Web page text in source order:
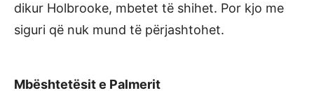
dikur Holbrooke, mbetet të shihet. Por kjo me
siguri që nuk mund të përjashtohet.
Mbështetësit e Palmerit